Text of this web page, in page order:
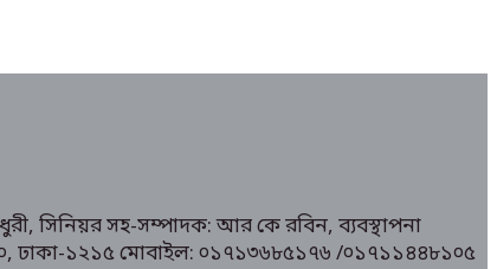
সিনিয়র সহ-সম্পাদক: আর কে রবিন, ব্যবস্থাপনা
১০, ঢাকা-১২১৫ মোবাইল: ০১৭১৩৬৮৫১৭৬ /০১৭১১৪৪৮১০৫